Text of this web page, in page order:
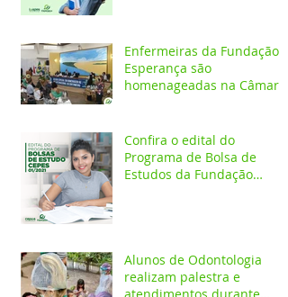
Enfermeiras da Fundação
Esperança são
homenageadas na Câmara
Confira o edital do
Programa de Bolsa de
Estudos da Fundação
Alunos de Odontologia
realizam palestra e
atendimentos durante